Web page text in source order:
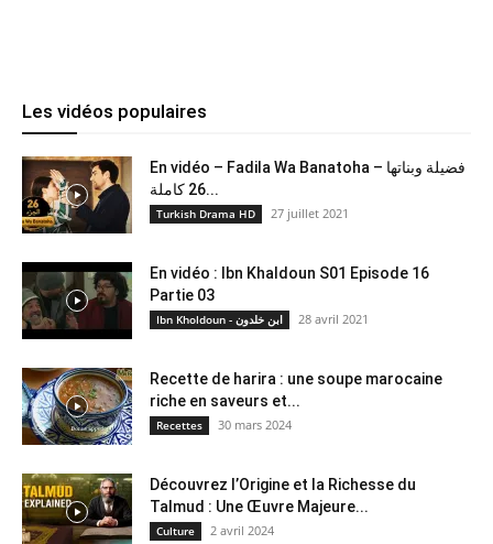
Les vidéos populaires
En vidéo – Fadila Wa Banatoha – فضيلة وبناتها
26 كاملة...
Turkish Drama HD 27 juillet 2021
En vidéo : Ibn Khaldoun S01 Episode 16
Partie 03
Ibn Kholdoun - ابن خلدون 28 avril 2021
Recette de harira : une soupe marocaine
riche en saveurs et...
Recettes 30 mars 2024
Découvrez l’Origine et la Richesse du
Talmud : Une Œuvre Majeure...
Culture 2 avril 2024